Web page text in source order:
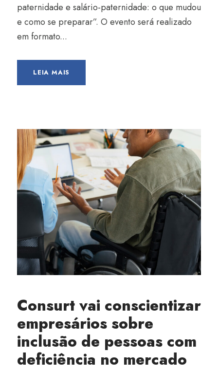
paternidade e salário-paternidade: o que mudou
e como se preparar”. O evento será realizado
em formato...
LEIA MAIS
Consurt vai conscientizar
empresários sobre
inclusão de pessoas com
deficiência no mercado